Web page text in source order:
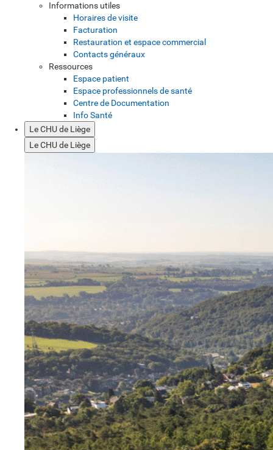
Informations utiles
Horaires de visite
Facturation
Restauration et espace commercial
Contacts généraux
Ressources
Espace patient
Espace professionnels de santé
Centre de Documentation
Info Santé
Le CHU de Liège
Le CHU de Liège